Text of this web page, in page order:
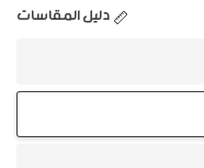
دليل المقاسات